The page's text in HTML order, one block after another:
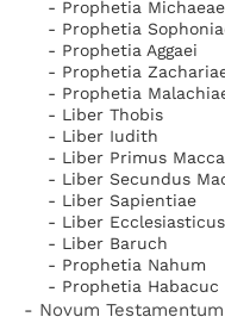
- Prophetia Michaeae
- Prophetia
- Prophetia Aggaei
- Prophetia
- Prophetia
- Liber Thobis
- Liber Iudith
- Liber Primus
- Liber Secundus
- Liber Sapientiae
- Liber Ecclesiasticus
- Liber Baruch
- Prophetia Nahum
- Prophetia Habacuc
- Novum Testamentum
enim extendit
et innocens erit? ".
Et dixit David: "
percutiet eum,
aut in proelium
Propitius mihi sit
meam in
hastam, quae est
aquae, et abeamus